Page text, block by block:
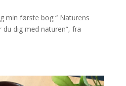
min første bog “ Naturens
dig med naturen”, fra